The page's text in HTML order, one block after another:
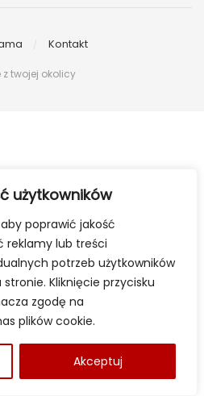
użytkowników
poprawić jakość
reklamy lub treści
potrzeb użytkowników
Kliknięcie przycisku
zgodę na
plików cookie.
Akceptuj
Kontakt
twojej okolicy